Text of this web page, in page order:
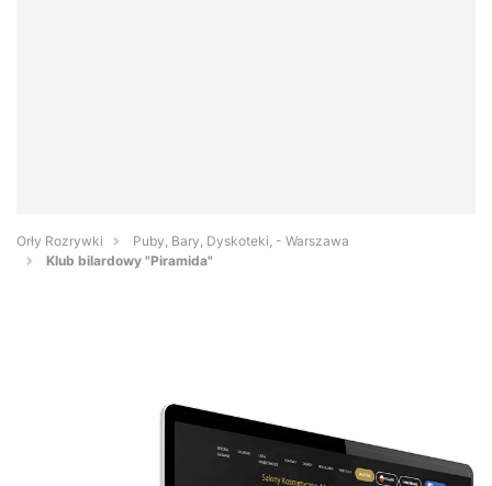
Orły Rozrywki
Puby, Bary, Dyskoteki, - Warszawa
Klub bilardowy "Piramida"